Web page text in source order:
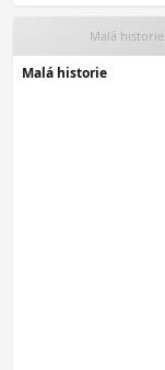
Malá historie
Malá historie